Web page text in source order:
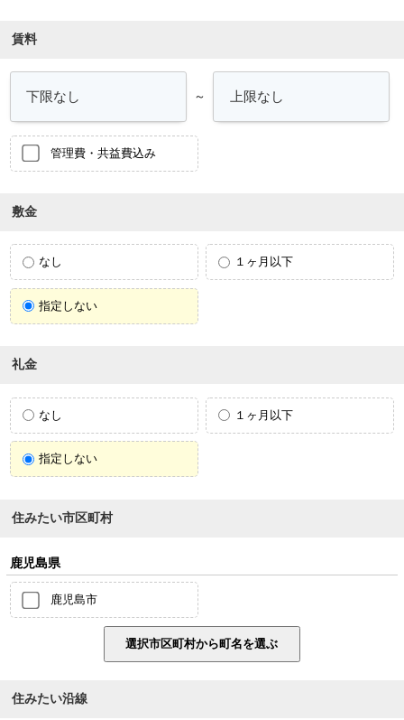
賃料
～
管理費・共益費込み
敷金
なし １ヶ月以下
指定しない
礼金
なし １ヶ月以下
指定しない
住みたい市区町村
鹿児島県
鹿児島市
住みたい沿線